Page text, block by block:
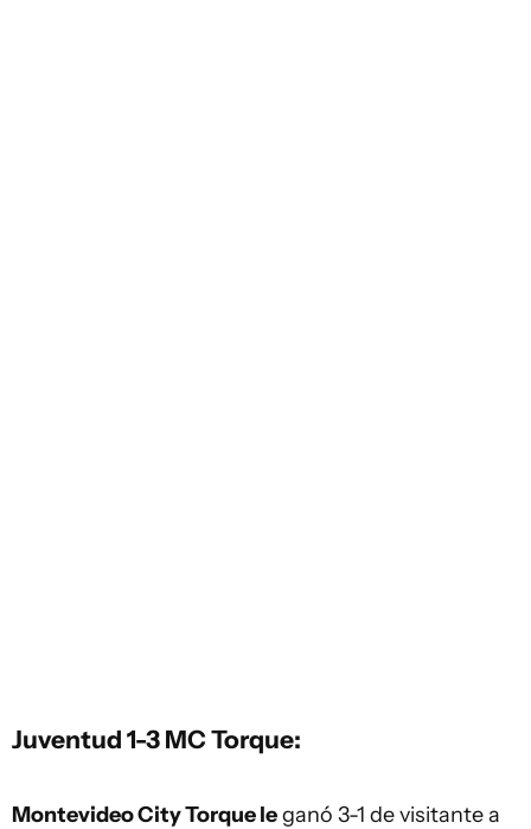
Juventud 1-3 MC Torque:
Montevideo City Torque leganó 3-1 de visitante a